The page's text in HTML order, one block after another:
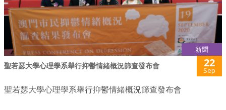
新聞
聖若瑟大學心理學系舉行抑鬱情緒概況篩查發布會 22
Sep
聖若瑟大學心理學系舉行抑鬱情緒概況篩查發布會